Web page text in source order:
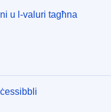
u l-valuri tagħna